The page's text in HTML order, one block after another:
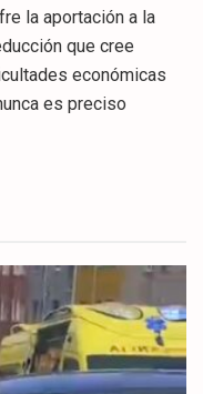
la aportación a la
que cree
económicas
es preciso